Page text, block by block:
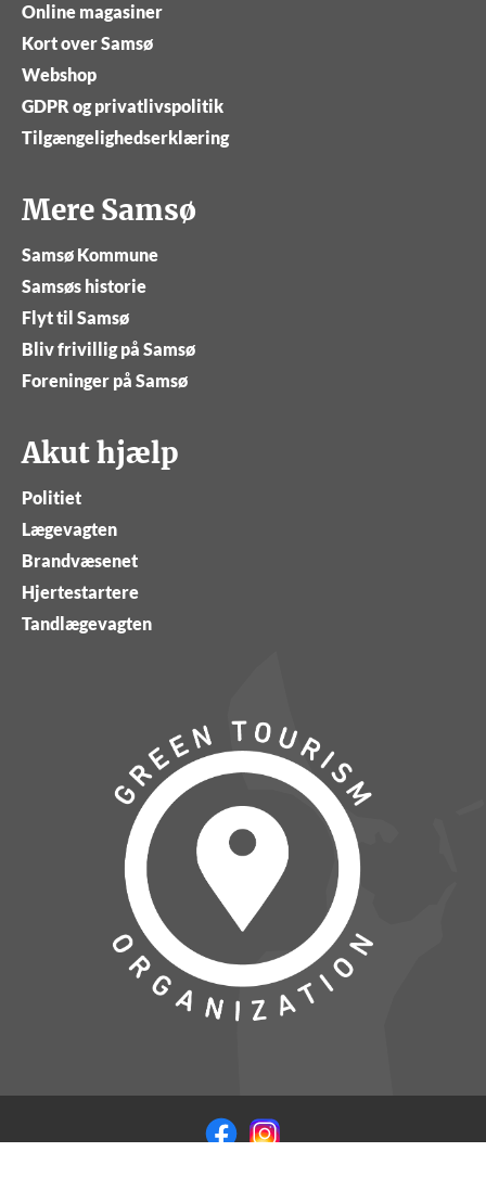
Online magasiner
Kort over Samsø
Webshop
GDPR og privatlivspolitik
Tilgængelighedserklæring
Mere Samsø
Samsø Kommune
Samsøs historie
Flyt til Samsø
Bliv frivillig på Samsø
Foreninger på Samsø
Akut hjælp
Politiet
Lægevagten
Brandvæsenet
Hjertestartere
Tandlægevagten